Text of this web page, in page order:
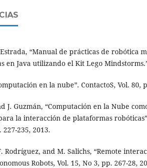
“Manual de prácticas de robótica
en Java utilizando el Kit Lego
en la nube”. ContactoS, Vol. 80,
J. Guzmán, “Computación en la Nube
la interacción de plataformas
227-235, 2013.
Rodríguez, and M. Salichs, “Remote
Robots, Vol. 15, No 3, pp. 267-28,